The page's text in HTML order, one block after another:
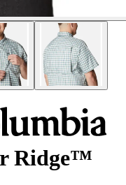
Ridge™